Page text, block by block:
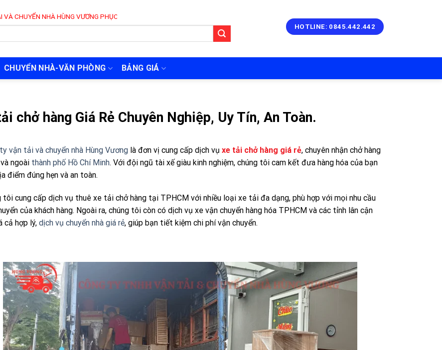
HÙNG VƯƠNG PHỤC VỤ 24/7
HOTLINE: 0845.442.442
CHUYỂN NHÀ-VĂN PHÒNG BẢNG GIÁ
chở hàng Giá Rẻ Chuyên Nghiệp, Uy Tín, An Toàn.
vận tải và chuyển nhà Hùng Vươnglà đơn vị cung cấp dịch vụ xe tải chở hàng giá rẻ, chuyên nhận chở hàng
ngoài thành phố Hồ Chí Minh. Với đội ngũ tài xế giàu kinh nghiệm, chúng tôi cam kết đưa hàng hóa của bạn
điểm đúng hẹn và an toàn.
tôi cung cấp dịch vụ thuê xe tải chở hàng tại TPHCM với nhiều loại xe tải đa dạng, phù hợp với mọi nhu cầu
của khách hàng. Ngoài ra, chúng tôi còn có dịch vụ xe vận chuyển hàng hóa TPHCM và các tỉnh lân cận
cả hợp lý, dịch vụ chuyển nhà giá rẻ, giúp bạn tiết kiệm chi phí vận chuyển.